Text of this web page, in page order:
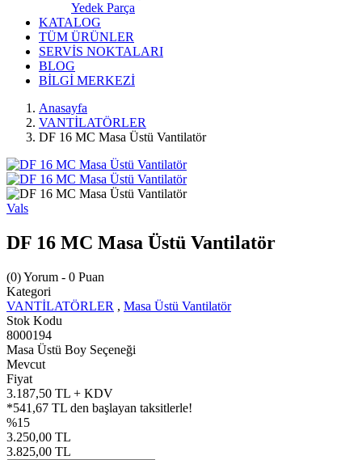
Yedek Parça
KATALOG
TÜM ÜRÜNLER
SERVİS NOKTALARI
BLOG
BİLGİ MERKEZİ
Anasayfa
VANTİLATÖRLER
DF 16 MC Masa Üstü Vantilatör
Vals
DF 16 MC Masa Üstü Vantilatör
(0) Yorum - 0 Puan
Kategori
VANTİLATÖRLER , Masa Üstü Vantilatör
Stok Kodu
8000194
Masa Üstü Boy Seçeneği
Mevcut
Fiyat
3.187,50 TL + KDV
*541,67 TL den başlayan taksitlerle!
%15
3.250,00 TL
3.825,00 TL